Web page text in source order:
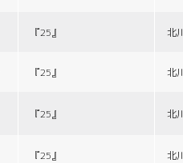
『25』 北
『25』 北
『25』 北
『25』 北